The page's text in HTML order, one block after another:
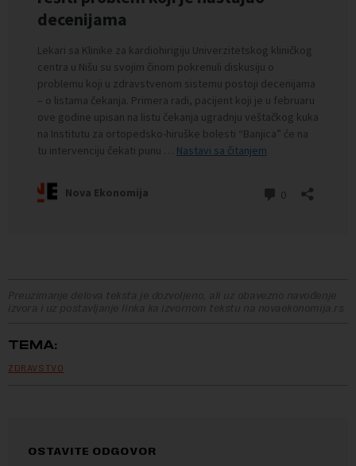
Preuzimanje delova teksta je dozvoljeno, ali uz obavezno navođenje
izvora i uz postavljanje linka ka izvornom tekstu na novaekonomija.rs
TEMA:
ZDRAVSTVO
OSTAVITE ODGOVOR